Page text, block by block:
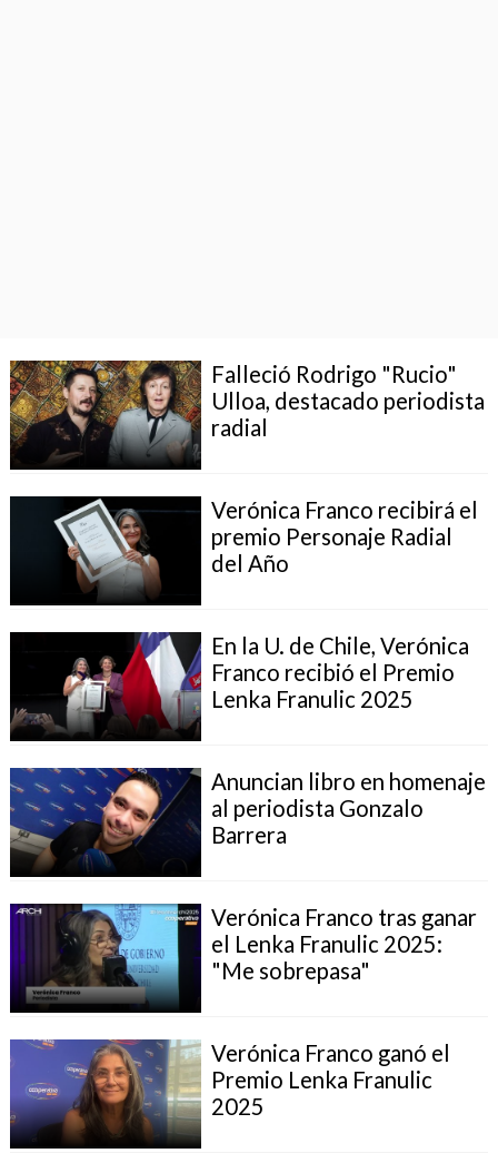
Falleció Rodrigo "Rucio"
Ulloa, destacado periodista
radial
Verónica Franco recibirá el
premio Personaje Radial
del Año
En la U. de Chile, Verónica
Franco recibió el Premio
Lenka Franulic 2025
Anuncian libro en homenaje
al periodista Gonzalo
Barrera
Verónica Franco tras ganar
el Lenka Franulic 2025:
"Me sobrepasa"
Verónica Franco ganó el
Premio Lenka Franulic
2025